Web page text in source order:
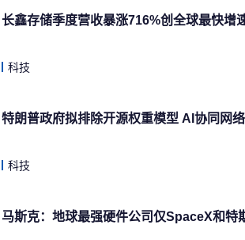
长鑫存储季度营收暴涨716%创全球最快增
科技
特朗普政府拟排除开源权重模型 AI协同网
科技
马斯克：地球最强硬件公司仅SpaceX和特